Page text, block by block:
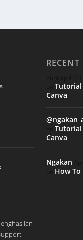
Tutorial
Canva
Tutorial
Canva
Ngakan
How